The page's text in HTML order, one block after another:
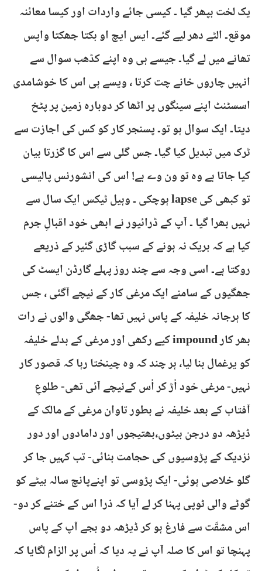
یک لخت بپھر گیا ۔ کیسی جائے واردات اور کیسا معائنہ
موقع۔ الٹے دھر لیے گئے۔ ایس ایچ او بکتا جھکتا واپس
تھانے میں لے گیا۔ جیسے ہی وہ اپنے کڈھب سوال سے
انہیں چاروں خانے چت کرتا ، ویسے ہی اس کا خوشامدی
اسسٹنٹ اپنے سینگوں پر اٹھا کر دوبارہ زمین پر پٹخ
دیتا۔ ایک سوال ہو تو۔ پسنجر کار کو کس کی اجازت سے
ٹرک میں تبدیل کیا گیا۔ جس گلی سے اس کا گزرتا بیان
کیا جاتا ہے وہ تو ون وے ہے! اس کی انشورنس پالیسی
تو کبھی کی lapse ہوچکی ۔ وہیل ٹیکس ایک سال سے
نہیں بھرا گیا ۔ آپ کے ڈرائیور نے ابھی خود اقبالِ جرم
کیا ہے کہ بریک نہ ہونے کے سبب گاڑی گئیر کے ذریعے
روکتا ہے۔ اسی وجہ سے چند روز پہلے گارڈن ایسٹ کی
جھگیوں کے سامنے ایک مرغی کار کے نیچے آگئی ، جس
کا ہرجانہ خلیفہ کے پاس نہیں تھا- جھگی والوں نے رات
بھر کار impound کیے رکھی اور مرغی کے بدلے خلیفہ
کو یرغمال بنا لیا، ہر چند کہ وہ چینختا رہا کہ قصور کار
نہیں- مرغی خود اُڑ کر اُس کےنیچے آئی تھی- طلوعِ
آفتاب کے بعد خلیفہ نے بطور تاوان مرغی کے مالک کے
ڈیڑھہ دو درجن بیٹوں،بھتیجوں اور دامادوں اور دور
نزدیک کے پڑوسیوں کی حجامت بنائی- تب کہیں جا کر
گلو خلاصی ہوئی- ایک پڑوسی تو اپنےپانچ سالہ بیٹے کو
گوٹے والی ٹوپی پہنا کر لے آیا کہ ذرا اس کے ختنے کر دو-
اس مشقّت سے فارغ ہو کر ڈیڑھہ دو بجے آپ کے پاس
پہنچا تو اس کا صلہ آپ نے یہ دیا کہ اُس پر الزام لگایا کہ